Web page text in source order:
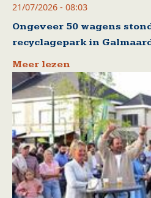
21/07/2026 - 08:03
Ongeveer 50 wagens
recyclagepark in
Meer lezen